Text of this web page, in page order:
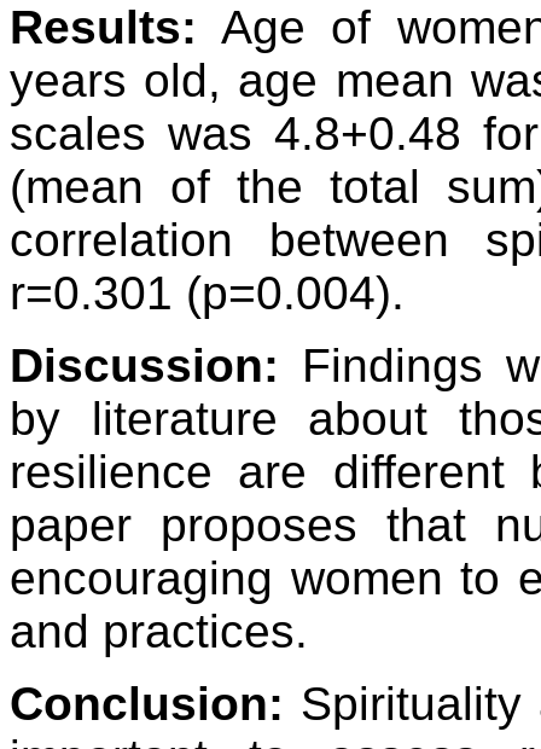
Results: Age of
years old, age mean
scales was 4.8+0.48
(mean of the total
correlation between
r=0.301 (p=0.004).
Discussion: Findings
by literature about
resilience are different
paper proposes that
encouraging women to
and practices.
Conclusion: